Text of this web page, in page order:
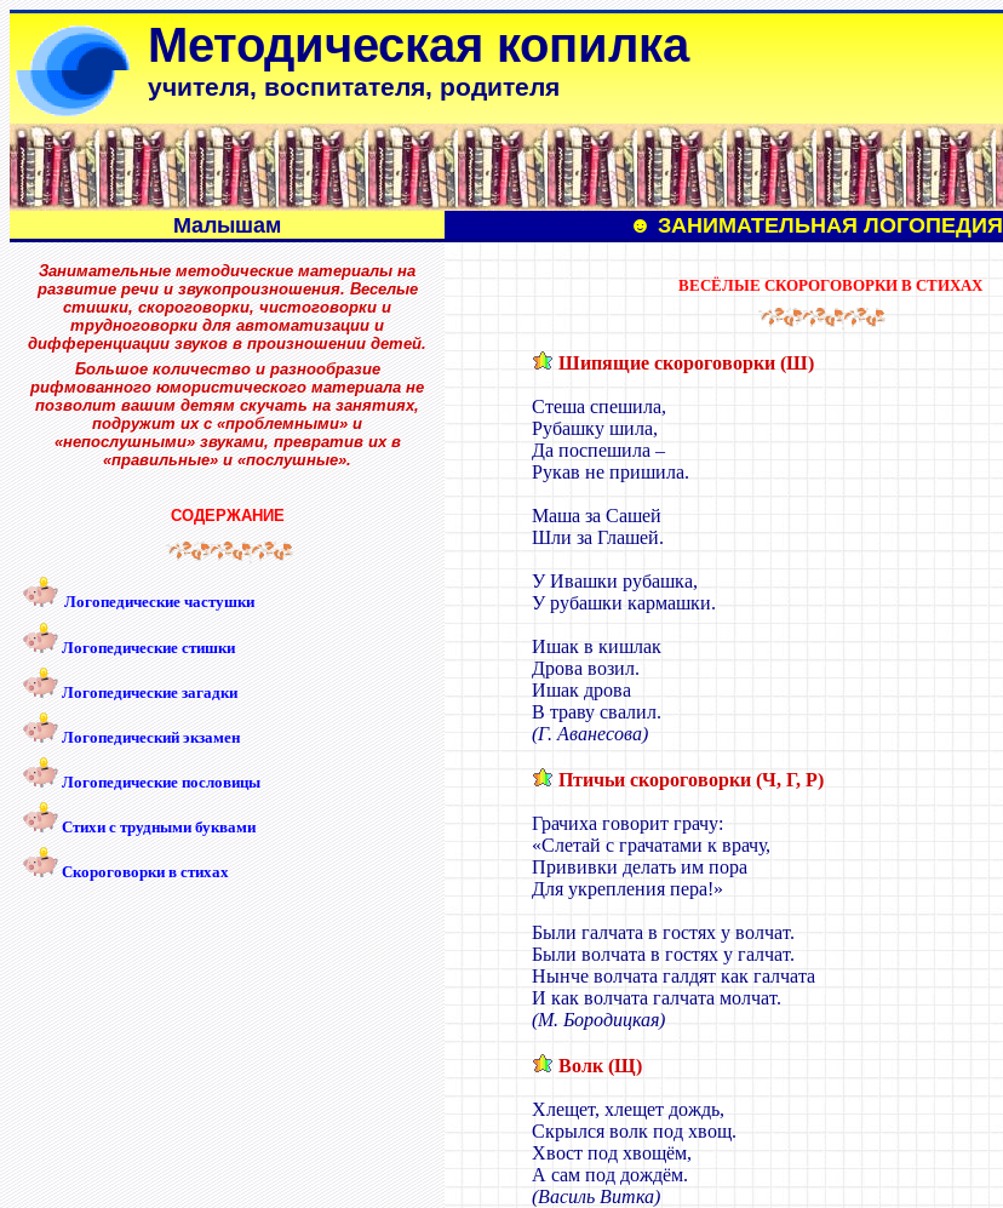
Методическая копилка
учителя, воспитателя, родителя
Малышам ☻ ЗАНИМАТЕЛЬНАЯ ЛОГОПЕДИЯ
Занимательные методические материалы на
развитие речи и звукопроизношения. Веселые
стишки, скороговорки, чистоговорки и
трудноговорки для автоматизации и
дифференциации звуков в произношении детей.
Большое количество и разнообразие
рифмованного юмористического материала не
позволит вашим детям скучать на занятиях,
подружит их с «проблемными» и
«непослушными» звуками, превратив их в
«правильные» и «послушные».
СОДЕРЖАНИЕ
Логопедические частушки
Логопедические стишки
Логопедические загадки
Логопедический экзамен
Логопедические пословицы
Стихи с трудными буквами
Скороговорки в стихах
ВЕСЁЛЫЕ СКОРОГОВОРКИ В СТИХАХ
Шипящие скороговорки (Ш)
Стеша спешила,
Рубашку шила,
Да поспешила–
Рукав не пришила.
Маша за Сашей
Шли за Глашей.
У Ивашки рубашка,
У рубашки кармашки.
Ишак в кишлак
Дрова возил.
Ишак дрова
В траву свалил.
(Г. Аванесова)
Птичьи скороговорки (Ч, Г, Р)
Грачиха говорит грачу:
«Слетай с грачатами к врачу,
Прививки делать им пора
Для укрепления пера!»
Были галчата в гостях у волчат.
Были волчата в гостях у галчат.
Нынче волчата галдят как галчата
И как волчата галчата молчат.
(М. Бородицкая)
Волк (Щ)
Хлещет, хлещет дождь,
Скрылся волк под хвощ.
Хвост под хвощём,
А сам под дождём.
(Василь Витка)